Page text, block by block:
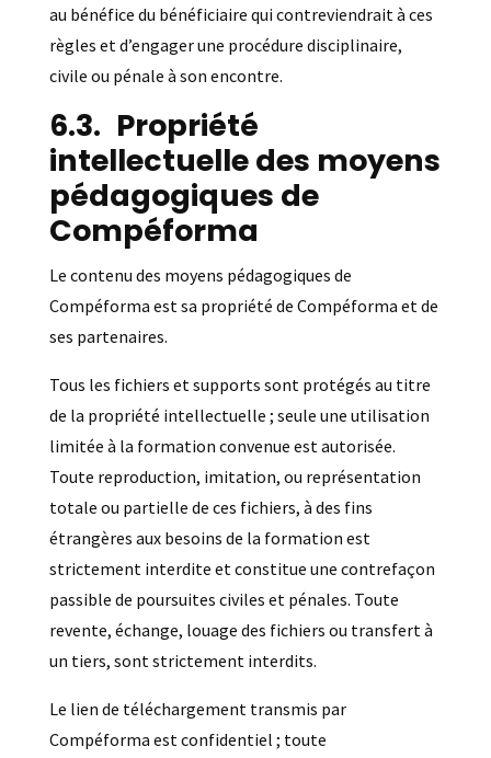
au bénéfice du bénéficiaire qui contreviendrait à ces
règles et d’engager une procédure disciplinaire,
civile ou pénale à son encontre.
Propriété
intellectuelle des moyens
pédagogiques de
Compéforma
Le contenu des moyens pédagogiques de
Compéforma est sa propriété de Compéforma et de
ses partenaires.
Tous les fichiers et supports sont protégés au titre
de la propriété intellectuelle ; seule une utilisation
limitée à la formation convenue est autorisée.
Toute reproduction, imitation, ou représentation
totale ou partielle de ces fichiers, à des fins
étrangères aux besoins de la formation est
strictement interdite et constitue une contrefaçon
passible de poursuites civiles et pénales. Toute
revente, échange, louage des fichiers ou transfert à
un tiers, sont strictement interdits.
Le lien de téléchargement transmis par
Compéforma est confidentiel ; toute